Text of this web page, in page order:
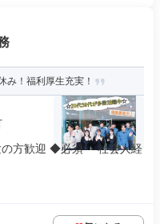
み！福利厚生充実！
方歓迎 ◆必須 ・社会人経